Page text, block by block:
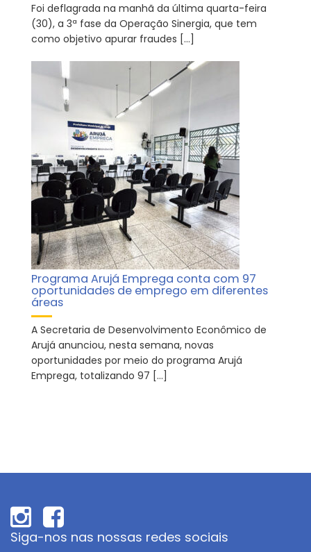
Foi deflagrada na manhã da última quarta-feira
(30), a 3ª fase da Operação Sinergia, que tem
como objetivo apurar fraudes […]
Programa Arujá Emprega conta com 97
oportunidades de emprego em diferentes
áreas
A Secretaria de Desenvolvimento Econômico de
Arujá anunciou, nesta semana, novas
oportunidades por meio do programa Arujá
Emprega, totalizando 97 […]
Siga-nos nas nossas redes sociais